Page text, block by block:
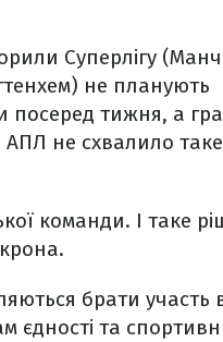
Суперлігу
не планують
посеред тижня, а
АПЛ не схвалило таке
команди. І таке
брати участь
єдності та